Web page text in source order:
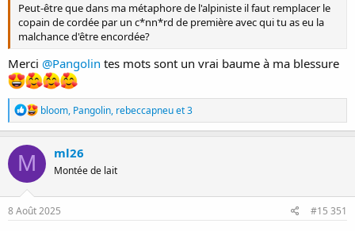
Peut-être que dans ma métaphore de l'alpiniste il faut remplacer le
copain de cordée par un c*nn*rd de première avec qui tu as eu la
malchance d'être encordée?
Merci @Pangolin tes mots sont un vrai baume à ma blessure
R
é
a
c
n
s
bloom, Pangolin, rebeccapneuet 3
M ml26
Montée de lait
8 Août 2025 #15 351